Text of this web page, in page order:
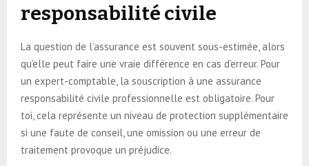
responsabilité civile
La question de l’assurance est souvent sous-estimée, alors
qu’elle peut faire une vraie différence en cas d’erreur. Pour
un expert-comptable, la souscription à une assurance
responsabilité civile professionnelle est obligatoire. Pour
toi, cela représente un niveau de protection supplémentaire
si une faute de conseil, une omission ou une erreur de
traitement provoque un préjudice.